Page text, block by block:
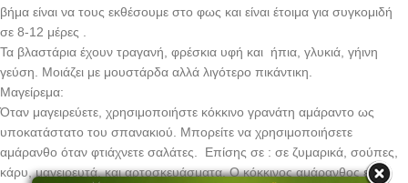
βήμα είναι να τους εκθέσουμε στο φως και είναι έτοιμα για συγκομιδή
σε 8-12 μέρες .
Τα βλαστάρια έχουν τραγανή, φρέσκια υφή και ήπια, γλυκιά, γήινη
γεύση. Μοιάζει με μουστάρδα αλλά λιγότερο πικάντικη.
Μαγείρεμα:
Όταν μαγειρεύετε, χρησιμοποιήστε κόκκινο γρανάτη αμάραντο ως
υποκατάστατο του σπανακιού. Μπορείτε να χρησιμοποιήσετε
αμάρανθο όταν φτιάχνετε σαλάτες. Επίσης σε : σε ζυμαρικά, σούπες,
κάρυ, μαγειρευτά, και αρτοσκευάσματα. Ο κόκκινος αμάρανθος είναι